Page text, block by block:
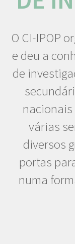
O CI-IPOP
e deu a
de
várias
diversos
portas
numa